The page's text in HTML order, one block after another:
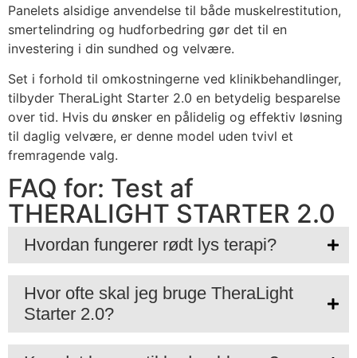
Panelets alsidige anvendelse til både muskelrestitution,
smertelindring og hudforbedring gør det til en
investering i din sundhed og velvære.
Set i forhold til omkostningerne ved klinikbehandlinger,
tilbyder TheraLight Starter 2.0 en betydelig besparelse
over tid. Hvis du ønsker en pålidelig og effektiv løsning
til daglig velvære, er denne model uden tvivl et
fremragende valg.
FAQ for: Test af
THERALIGHT STARTER 2.0
Hvordan fungerer rødt lys terapi?
Hvor ofte skal jeg bruge TheraLight
Starter 2.0?